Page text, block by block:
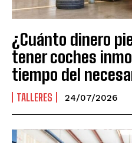
¿Cuánto dinero
tener coches
tiempo del
TALLERES 24/07/2026